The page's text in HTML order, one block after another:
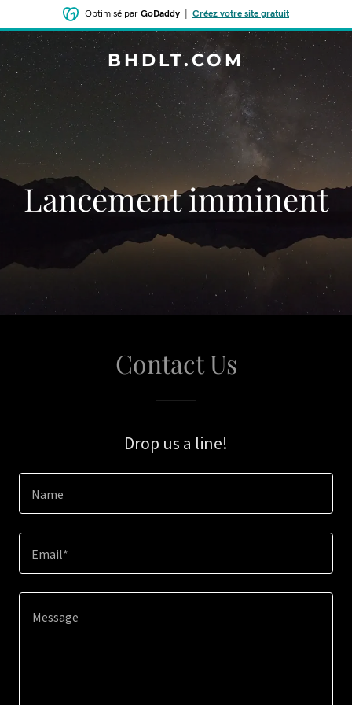
Optimisé par GoDaddy Créez votre site gratuit
BHDLT.COM
Lancement imminent
Contact Us
Drop us a line!
Name
Email*